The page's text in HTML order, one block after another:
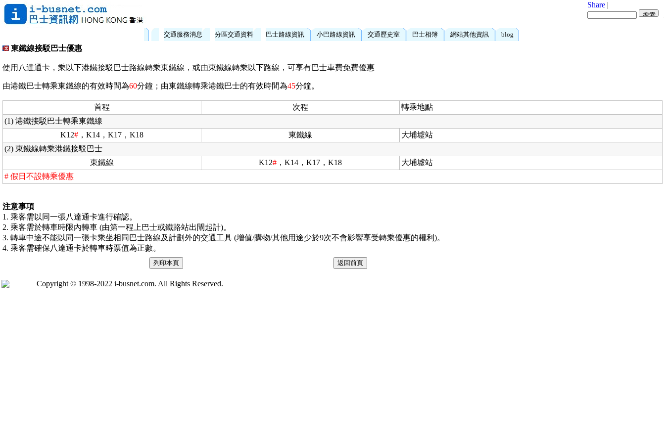
Share |
交通服務消息 分區交通資料 巴士路線資訊 小巴路線資訊 交通歷史室 巴士相簿 網站其他資訊 blog
東鐵線接駁巴士優惠
使用八達通卡，乘以下港鐵接駁巴士路線轉乘東鐵線，或由東鐵線轉乘以下路線，可享有巴士車費免費優惠
由港鐵巴士轉乘東鐵線的有效時間為60分鐘；由東鐵線轉乘港鐵巴士的有效時間為45分鐘。
首程 次程
轉乘地點
(1) 港鐵接駁巴士轉乘東鐵線
K12# ，K14，K17，K18 東鐵線
大埔墟站
(2) 東鐵線轉乘港鐵接駁巴士
東鐵線
K12# ，K14，K17，K18
大埔墟站
# 假日不設轉乘優惠
注意事項
1. 乘客需以同一張八達通卡進行確認。
2. 乘客需於轉車時限內轉車 (由第一程上巴士或鐵路站出閘起計)。
3. 轉車中途不能以同一張卡乘坐相同巴士路線及計劃外的交通工具 (增值/購物/其他用途少於9次不會影響享受轉乘優惠的權利)。
4. 乘客需確保八達通卡於轉車時票值為正數。
Copyright © 1998-2022 i-busnet.com. All Rights Reserved.